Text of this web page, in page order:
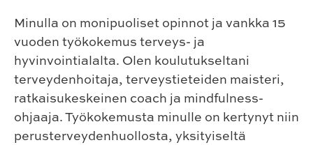
Minulla on monipuoliset opinnot ja vankka 15
vuoden työkokemus terveys- ja
hyvinvointialalta. Olen koulutukseltani
terveydenhoitaja, terveystieteiden maisteri,
ratkaisukeskeinen coach ja mindfulness-
ohjaaja. Työkokemusta minulle on kertynyt niin
perusterveydenhuollosta, yksityiseltä